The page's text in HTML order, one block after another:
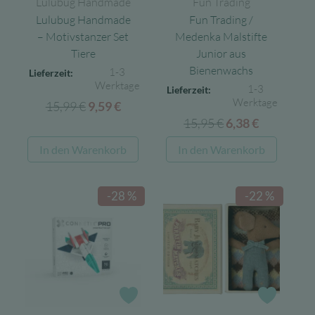
Lulubug Handmade
– Motivstanzer Set
Tiere
Lieferzeit:
1-3
Werktage
15,99€ Ursprünglicher
war:
15,99 €
9,59€Aktueller
ist:
9,59 €.
In den Warenkorb
Fun Trading /
Medenka Malstifte
Junior aus
Bienenwachs
Lieferzeit:
1-3
Werktage
15,95€Ursprünglicher
Preis
war:
6,38€Aktueller
Preis
ist:
In den Warenkorb
-28 % -22 %